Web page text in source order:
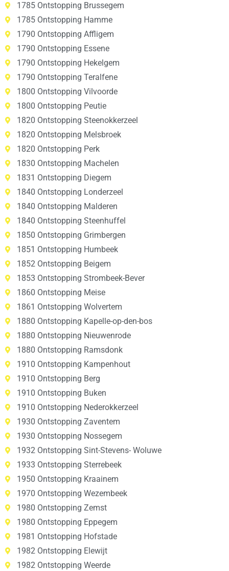
1785 Ontstopping Brussegem
1785 Ontstopping Hamme
1790 Ontstopping Affligem
1790 Ontstopping Essene
1790 Ontstopping Hekelgem
1790 Ontstopping Teralfene
1800 Ontstopping Vilvoorde
1800 Ontstopping Peutie
1820 Ontstopping Steenokkerzeel
1820 Ontstopping Melsbroek
1820 Ontstopping Perk
1830 Ontstopping Machelen
1831 Ontstopping Diegem
1840 Ontstopping Londerzeel
1840 Ontstopping Malderen
1840 Ontstopping Steenhuffel
1850 Ontstopping Grimbergen
1851 Ontstopping Humbeek
1852 Ontstopping Beigem
1853 Ontstopping Strombeek-Bever
1860 Ontstopping Meise
1861 Ontstopping Wolvertem
1880 Ontstopping Kapelle-op-den-bos
1880 Ontstopping Nieuwenrode
1880 Ontstopping Ramsdonk
1910 Ontstopping Kampenhout
1910 Ontstopping Berg
1910 Ontstopping Buken
1910 Ontstopping Nederokkerzeel
1930 Ontstopping Zaventem
1930 Ontstopping Nossegem
1932 Ontstopping Sint-Stevens- Woluwe
1933 Ontstopping Sterrebeek
1950 Ontstopping Kraainem
1970 Ontstopping Wezembeek
1980 Ontstopping Zemst
1980 Ontstopping Eppegem
1981 Ontstopping Hofstade
1982 Ontstopping Elewijt
1982 Ontstopping Weerde